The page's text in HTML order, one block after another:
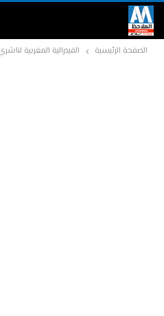
الصفحة الرئيسية الفيدرالية المغربية